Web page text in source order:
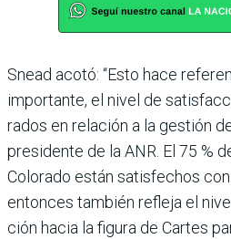
Snead acotó: “Esto hace
importante, el nivel de
rados en relación a la gestión
presidente de la ANR. El 75 %
Colorado están satisfechos
entonces también refleja el
ción hacia la figura de Car­tes